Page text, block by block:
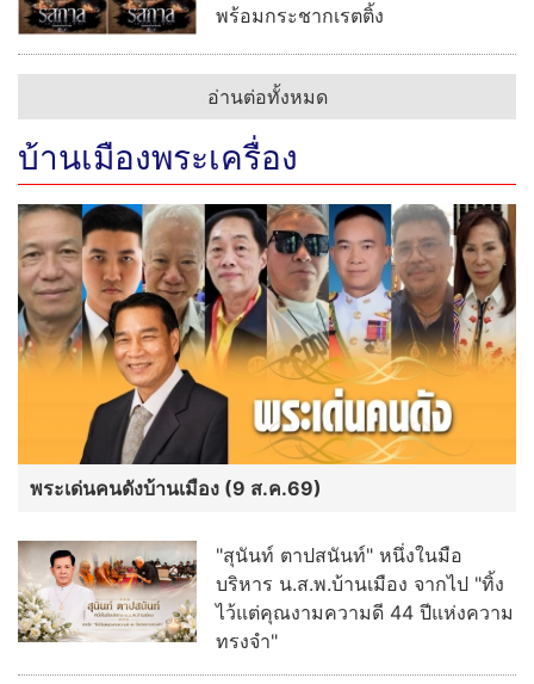
พร้อมกระชากเรตติ้ง
อ่านต่อทั้งหมด
บ้านเมืองพระเครื่อง
พระเด่นคนดังบ้านเมือง (9 ส.ค.69)
"สุนันท์ ตาปสนันท์" หนึ่งในมือ
บริหาร น.ส.พ.บ้านเมือง จากไป "ทิ้ง
ไว้แต่คุณงามความดี 44 ปีแห่งความ
ทรงจำ"